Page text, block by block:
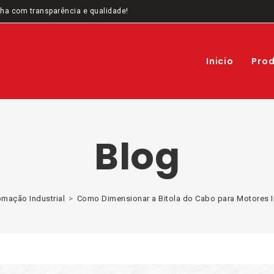
com transparência e qualidade!
Inicio
Blog
Industrial > Como Dimensionar a Bitola do Cabo para Motores